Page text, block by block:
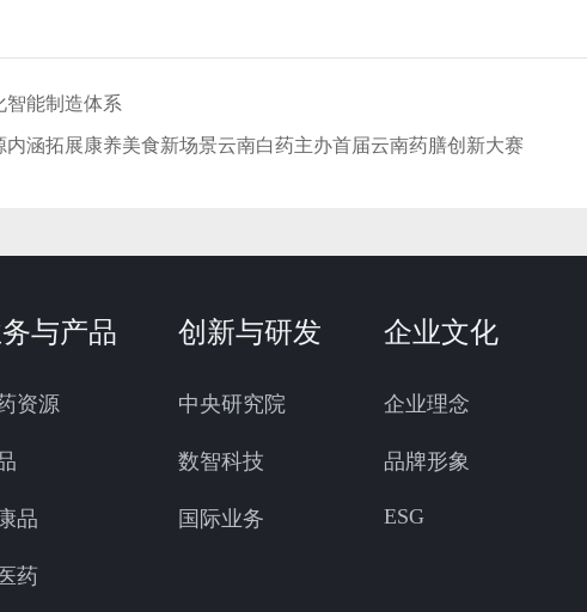
智能制造体系
涵拓展康养美食新场景云南白药主办首届云南药膳创新大赛
与产品
资源
品
药
创新与研发
中央研究院
数智科技
国际业务
企业文化
企业理念
品牌形象
ESG